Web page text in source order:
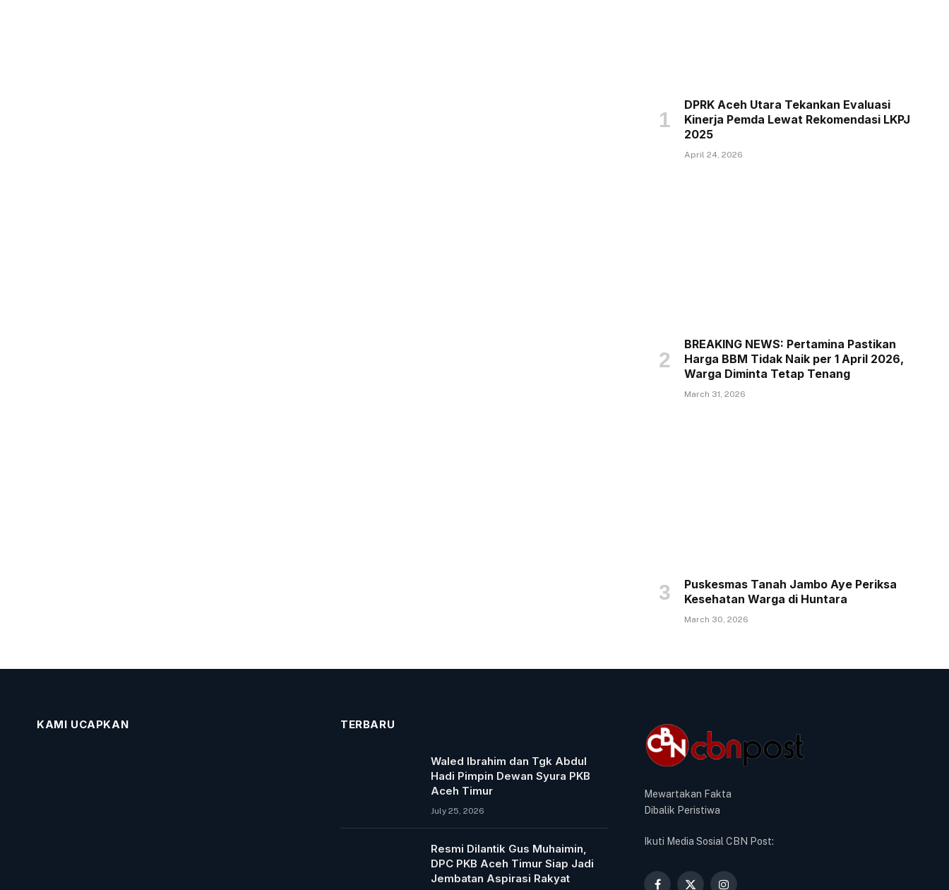
DPRK Aceh Utara Tekankan Evaluasi
Kinerja Pemda Lewat Rekomendasi LKPJ
2025
April 24, 2026
BREAKING NEWS: Pertamina Pastikan
Harga BBM Tidak Naik per 1 April 2026,
Warga Diminta Tetap Tenang
March 31, 2026
Puskesmas Tanah Jambo Aye Periksa
Kesehatan Warga di Huntara
March 30, 2026
KAMI UCAPKAN TERBARU
Waled Ibrahim dan Tgk Abdul
Hadi Pimpin Dewan Syura PKB
Aceh Timur
July 25, 2026
Resmi Dilantik Gus Muhaimin,
DPC PKB Aceh Timur Siap Jadi
Jembatan Aspirasi Rakyat
Mewartakan Fakta
Dibalik Peristiwa
Ikuti Media Sosial CBN Post: